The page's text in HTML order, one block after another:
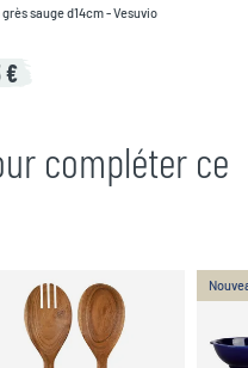
grès sauge d14cm - Vesuvio
€
compléter ce